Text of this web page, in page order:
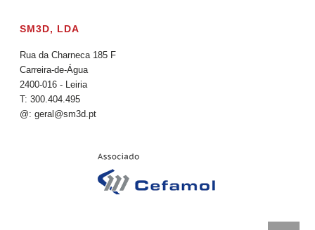
SM3D, LDA
Rua da Charneca 185 F
Carreira-de-Água
2400-016 - Leiria
T: 300.404.495
@: geral@sm3d.pt